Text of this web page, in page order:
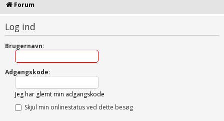
Forum
Log ind
Brugernavn:
Adgangskode:
Jeg har glemt min adgangskode
Skjul min onlinestatus ved dette besøg